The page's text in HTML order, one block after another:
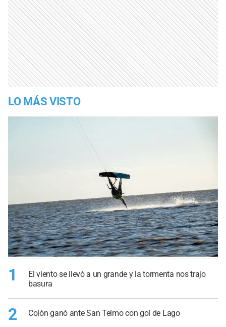
LO MÁS VISTO
1
El viento se llevó a un grande y la tormenta nos trajo
basura
2 Colón ganó ante San Telmo con gol de Lago